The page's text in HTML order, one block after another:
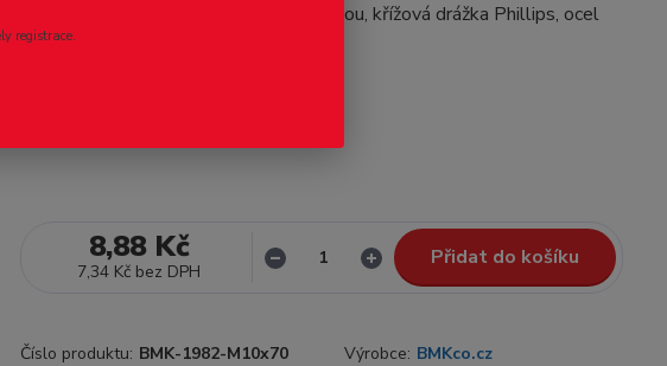
DIN 7985A-H, šroub s půlkulatou hlavou, křížová drážka Phillips, ocel
4.8, zinek bílý
8,88 Kč
7,34 Kč bez DPH
Přidat do košíku
Číslo produktu: BMK-1982-M10x70 Výrobce: BMKco.cz
registrace.